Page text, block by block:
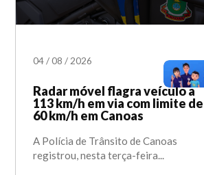
04 /08 /2026
Radar móvel flagra veículo a
113 km/h em via com limite de
60 km/h em Canoas
A Polícia de Trânsito de Canoas
registrou, nesta terça-feira...